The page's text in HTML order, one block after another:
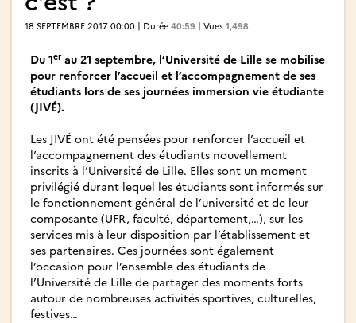
18 SEPTEMBRE 2017 00:00 | Durée 40:59 | Vues 1,498
Du 1er au 21 septembre, l’Université de Lille se mobilise
pour renforcer l’accueil et l’accompagnement de ses
étudiants lors de ses journées immersion vie étudiante
(JIVÉ).
Les JIVÉ ont été pensées pour renforcer l’accueil et
l’accompagnement des étudiants nouvellement
inscrits à l’Université de Lille. Elles sont un moment
privilégié durant lequel les étudiants sont informés sur
le fonctionnement général de l’université et de leur
composante (UFR, faculté, département,…), sur les
services mis à leur disposition par l’établissement et
ses partenaires. Ces journées sont également
l’occasion pour l’ensemble des étudiants de
l’Université de Lille de partager des moments forts
autour de nombreuses activités sportives, culturelles,
festives…